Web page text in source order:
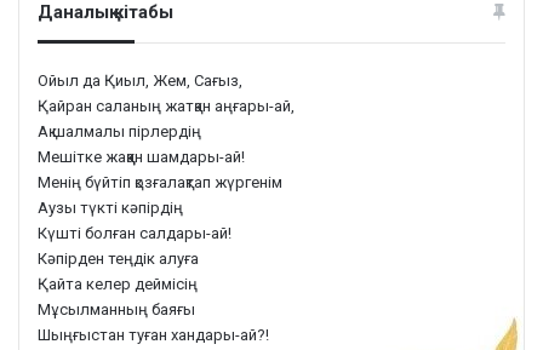
Даналық кітабы
Ойыл да Қиыл, Жем, Сағыз,
Қайран саланың жатқан аңғары-ай,
Ақ шалмалы пірлердің
Мешітке жаққан шамдары-ай!
Менің бүйтіп қозғалақтап жүргенім
Аузы түкті кәпірдің
Күшті болған салдары-ай!
Кәпірден теңдік алуға
Қайта келер деймісің
Мұсылманның баяғы
Шыңғыстан туған хандары-ай?!